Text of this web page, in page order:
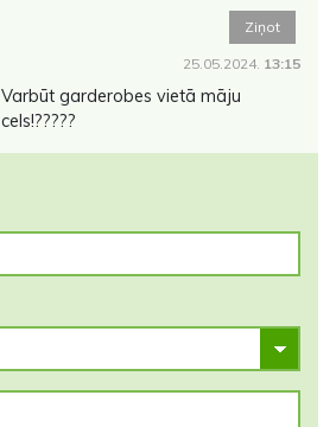
Ziņot
25.05.2024. 13:15
Varbūt garderobes vietā māju
cels!?????